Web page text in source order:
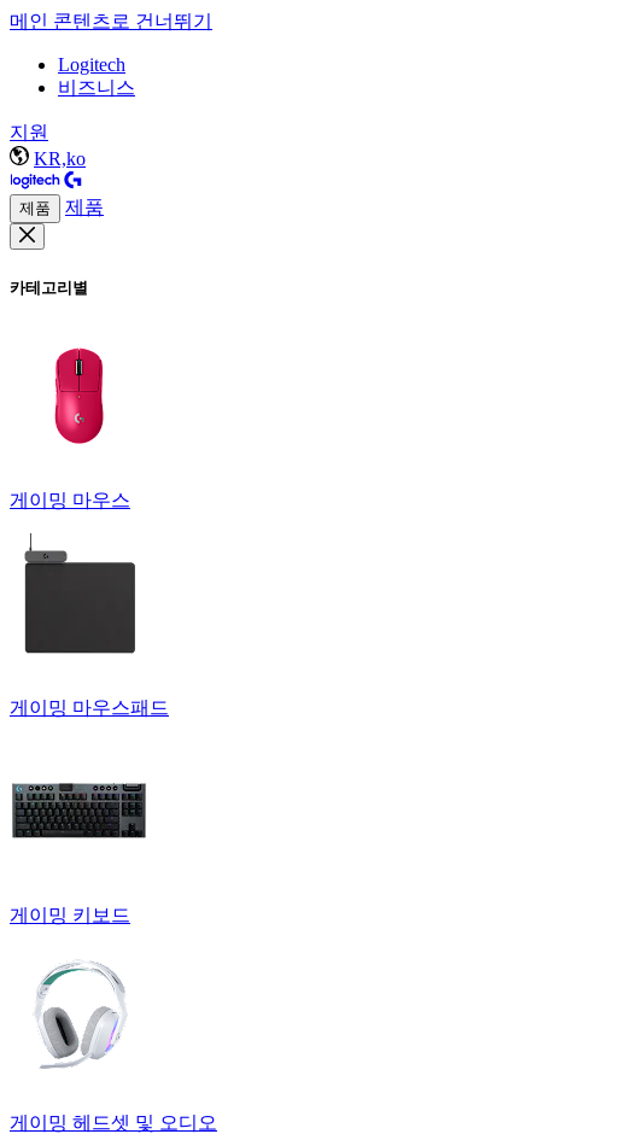
메인 콘텐츠로 건너뛰기
Logitech
비즈니스
지원
KR,ko
제품 제품
카테고리별
게이밍 마우스
게이밍 마우스패드
게이밍 키보드
게이밍 헤드셋 및 오디오